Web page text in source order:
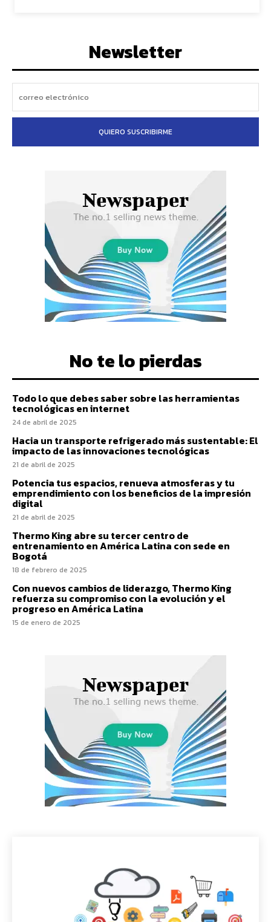
Newsletter
QUIERO SUSCRIBIRME
No te lo pierdas
Todo lo que debes saber sobre las herramientas
tecnológicas en internet
24 de abril de 2025
Hacia un transporte refrigerado más sustentable: El
impacto de las innovaciones tecnológicas
21 de abril de 2025
Potencia tus espacios, renueva atmosferas y tu
emprendimiento con los beneficios de la impresión
digital
21 de abril de 2025
Thermo King abre su tercer centro de
entrenamiento en América Latina con sede en
Bogotá
18 de febrero de 2025
Con nuevos cambios de liderazgo, Thermo King
refuerza su compromiso con la evolución y el
progreso en América Latina
15 de enero de 2025